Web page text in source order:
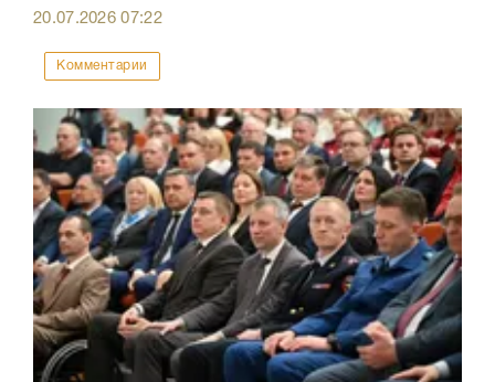
20.07.202607:22
Комментарии